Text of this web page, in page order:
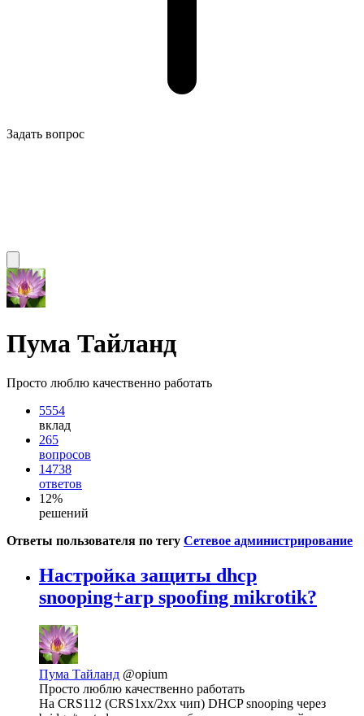
Задать вопрос
Пума Тайланд
Просто люблю качественно работать
5554
вклад
265
вопросов
14738
ответов
12%
решений
Ответы пользователя по тегу Сетевое администрирование
Настройка защиты dhcp
snooping+arp spoofing mikrotik?
Пума Тайланд @opium
Просто люблю качественно работать
На CRS112 (CRS1xx/2xx чип) DHCP snooping через